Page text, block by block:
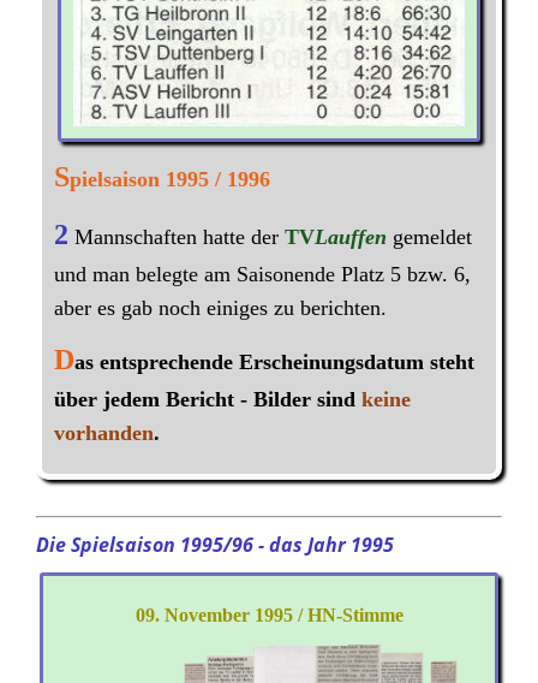
Spielsaison 1995 / 1996
2 Mannschaften hatte der TVLauffen gemeldet
und man belegte am Saisonende Platz 5 bzw. 6,
aber es gab noch einiges zu berichten.
Das entsprechende Erscheinungsdatum steht
über jedem Bericht - Bilder sind keine
vorhanden.
Die Spielsaison 1995/96 - das Jahr 1995
09. November 1995 / HN-Stimme